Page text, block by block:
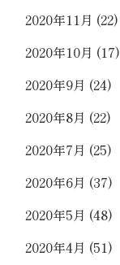
2020年11月 (22)
2020年10月 (17)
2020年9月 (24)
2020年8月 (22)
2020年7月 (25)
2020年6月 (37)
2020年5月 (48)
2020年4月 (51)